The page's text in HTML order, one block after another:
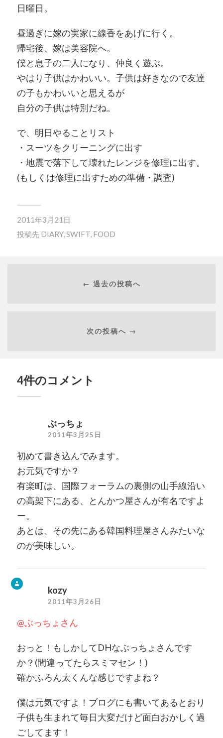
日曜日。
昼過ぎに嫁の実家に線香をあげに行く。
帰宅後、嫁は美容院へ。
僕と息子の二人になり、仲良く遊ぶ。
やはり子供はかわいい。子供は好きなので友達
の子もかわいいと思えるが
自分の子供は特別だね。
で、明日やることリスト
・スーツをクリーニングに出す
・地震で落下して壊れたレンジを修理に出す。
(もしくは修理に出すための準備・調査)
2011年3月21日
投稿先 DIARY,SWIFT, FOOD
← 過去の投稿へ
次の投稿へ →
4件のコメント
ぶっちょ
2011年3月25日
初めて書き込んでみます。
お元気ですか？
有楽町は、国際フォーラムの裏側の山手線沿い
の高架下にある、とんかつ屋さんが有名ですよ
ー。
あとは、その先にある韓国料理屋さんみたいな
のが美味しい。
kozy
2011年3月26日
@ぶっちょさん
おっと！もしかしてDHなぶっちょさんです
か？(間違ってたらスミマセン！)
確かふろん太くんな感じですよね？
僕は元気ですよ！ブログにも書いてあるとおり
子供も生まれて毎日大変だけど面白おかしく過
ごしてます！